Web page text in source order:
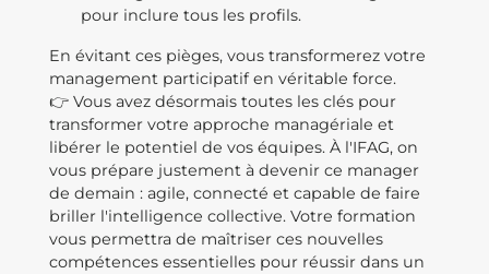
pour inclure tous les profils.
En évitant ces pièges, vous transformerez votre
management participatif en véritable force.
👉 Vous avez désormais toutes les clés pour
transformer votre approche managériale et
libérer le potentiel de vos équipes. À l'IFAG, on
vous prépare justement à devenir ce manager
de demain : agile, connecté et capable de faire
briller l'intelligence collective. Votre formation
vous permettra de maîtriser ces nouvelles
compétences essentielles pour réussir dans un